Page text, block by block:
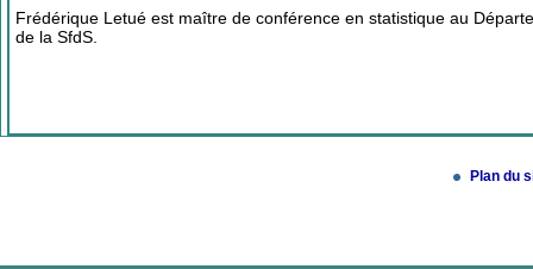
Frédérique Letué est maître de conférence en statistique au
de la SfdS.
Plan du